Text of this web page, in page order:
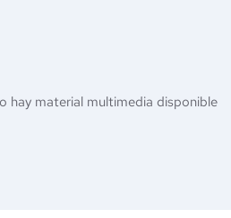
hay material multimedia disponible